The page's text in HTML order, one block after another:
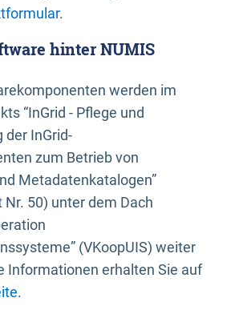
.
hinter NUMIS
werden im
“InGrid - Pflege und
InGrid-
zum Betrieb von
Metadatenkatalogen”
Nr. 50) unter dem Dach
(VKoopUIS) weiter
Informationen erhalten Sie auf
.